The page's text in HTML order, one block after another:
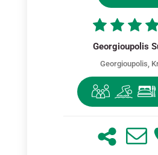
Georgioupolis
Georgioupolis,